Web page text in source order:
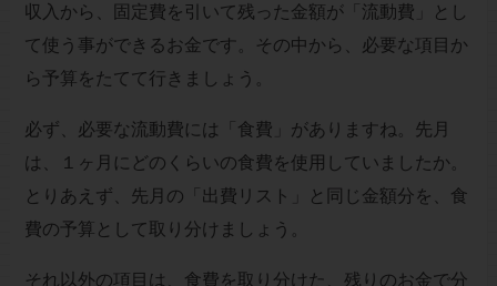
収入から、固定費を引いて残った金額が「流動費」とし
て使う事ができるお金です。その中から、必要な項目か
ら予算をたてて行きましょう。
必ず、必要な流動費には「食費」がありますね。先月
は、１ヶ月にどのくらいの食費を使用していましたか。
とりあえず、先月の「出費リスト」と同じ金額分を、食
費の予算として取り分けましょう。
それ以外の項目は、食費を取り分けた、残りのお金で分